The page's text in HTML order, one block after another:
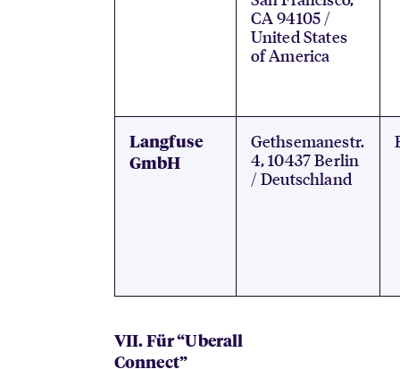
CA 94105 /
United States
of America
Langfuse
GmbH
Gethsemanestr.
4, 10437 Berlin
/ Deutschland
VII. Für “Uberall
Connect”